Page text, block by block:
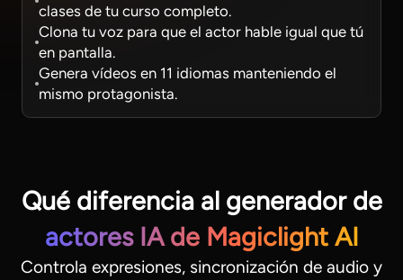
clases de tu curso completo.
Clona tu voz para que el actor hable igual que tú
en pantalla.
Genera vídeos en 11 idiomas manteniendo el
mismo protagonista.
Qué diferencia al generador de
actores IA de Magiclight AI
Controla expresiones, sincronización de audio y